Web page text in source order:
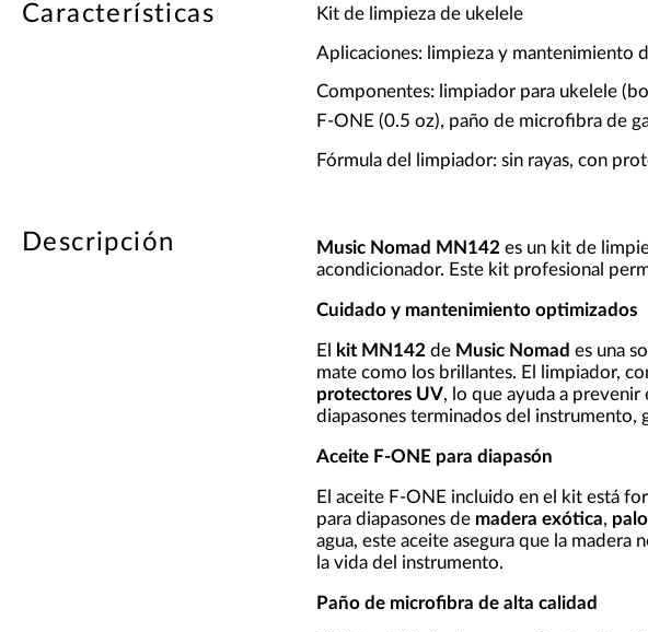
Características Kit de limpieza de ukelele
Aplicaciones: limpieza y mantenimiento
Componentes: limpiador para ukelele
F-ONE (0.5 oz), paño de microfibra de
Fórmula del limpiador: sin rayas, con
Descripción Music Nomad MN142 es un kit de
acondicionador. Este kit profesional
Cuidado y mantenimiento optimizados
El kit MN142 de Music Nomad es una
mate como los brillantes. El limpiador,
protectores UV, lo que ayuda a prevenir
diapasones terminados del instrumento,
Aceite F-ONE para diapasón
El aceite F-ONE incluido en el kit está
para diapasones de madera exótica,
agua, este aceite asegura que la madera
la vida del instrumento.
Paño de microfibra de alta calidad